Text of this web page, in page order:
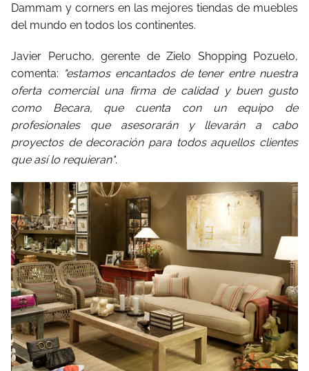
Dammam y corners en las mejores tiendas de muebles
del mundo en todos los continentes.
Javier Perucho, gerente de Zielo Shopping Pozuelo,
comenta: "estamos encantados de tener entre nuestra
oferta comercial una firma de calidad y buen gusto
como Becara, que cuenta con un equipo de
profesionales que asesorarán y llevarán a cabo
proyectos de decoración para todos aquellos clientes
que así lo requieran".